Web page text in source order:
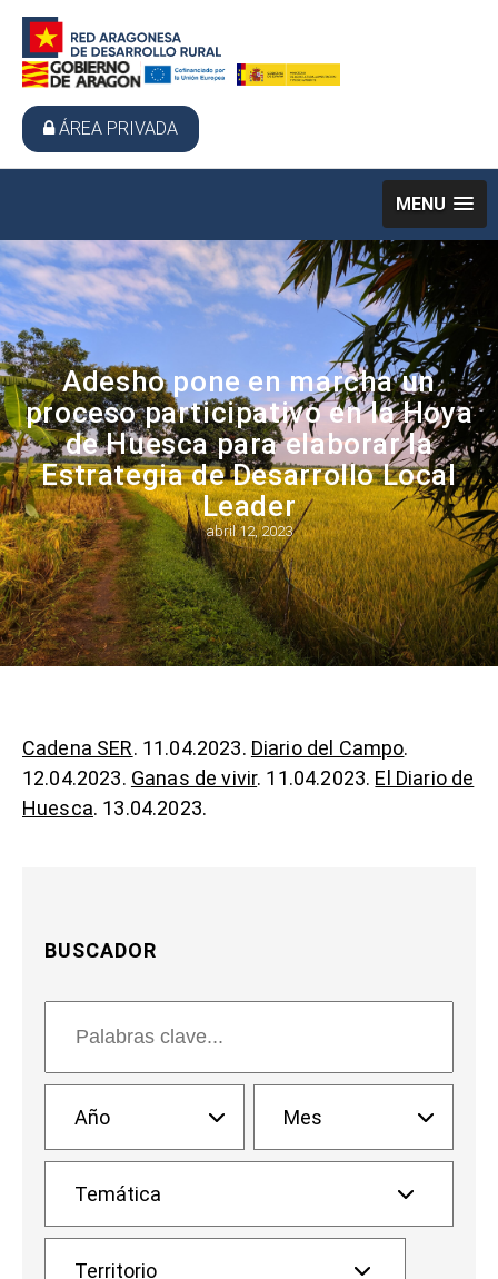
ÁREA PRIVADA
MENU
Adesho pone en marcha un
proceso participativo en la Hoya
de Huesca para elaborar la
Estrategia de Desarrollo Local
Leader
abril 12, 2023
Cadena SER. 11.04.2023. Diario del Campo.
12.04.2023. Ganas de vivir. 11.04.2023. El Diario de
Huesca. 13.04.2023.
BUSCADOR